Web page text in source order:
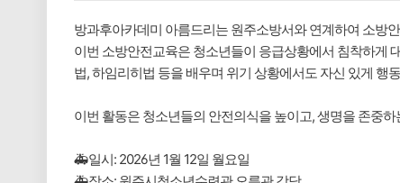
방과후아카데미 아름드리는 원주소방서와 연계하여 소방
이번 소방안전교육은 청소년들이 응급상황에서 침착하게
법, 하임리히법 등을 배우며 위기 상황에서도 자신 있게
이번 활동은 청소년들의 안전의식을 높이고, 생명을 존중
🚑일시: 2026년 1월 12일 월요일